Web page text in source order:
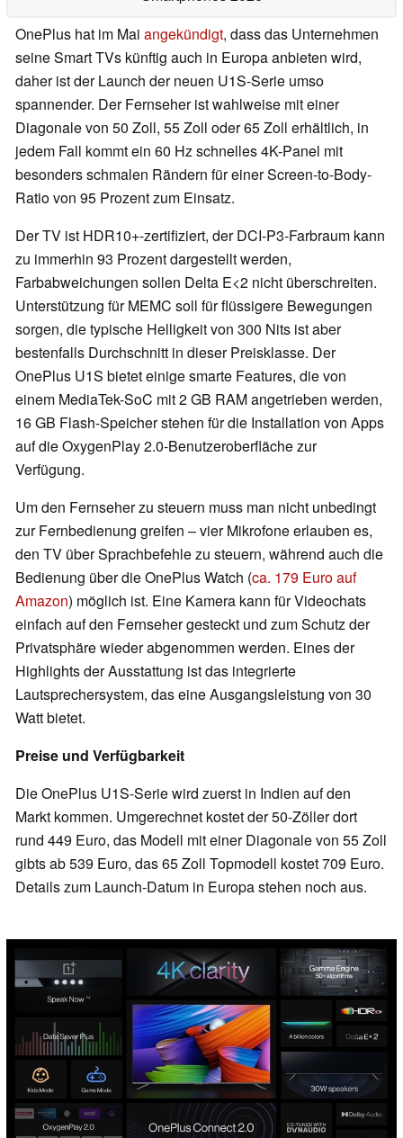
OnePlus hat im Mai angekündigt, dass das Unternehmen
seine Smart TVs künftig auch in Europa anbieten wird,
daher ist der Launch der neuen U1S-Serie umso
spannender. Der Fernseher ist wahlweise mit einer
Diagonale von 50 Zoll, 55 Zoll oder 65 Zoll erhältlich, in
jedem Fall kommt ein 60 Hz schnelles 4K-Panel mit
besonders schmalen Rändern für einer Screen-to-Body-
Ratio von 95 Prozent zum Einsatz.
Der TV ist HDR10+-zertifiziert, der DCI-P3-Farbraum kann
zu immerhin 93 Prozent dargestellt werden,
Farbabweichungen sollen Delta E<2 nicht überschreiten.
Unterstützung für MEMC soll für flüssigere Bewegungen
sorgen, die typische Helligkeit von 300 Nits ist aber
bestenfalls Durchschnitt in dieser Preisklasse. Der
OnePlus U1S bietet einige smarte Features, die von
einem MediaTek-SoC mit 2 GB RAM angetrieben werden,
16 GB Flash-Speicher stehen für die Installation von Apps
auf die OxygenPlay 2.0-Benutzeroberfläche zur
Verfügung.
Um den Fernseher zu steuern muss man nicht unbedingt
zur Fernbedienung greifen – vier Mikrofone erlauben es,
den TV über Sprachbefehle zu steuern, während auch die
Bedienung über die OnePlus Watch (ca. 179 Euro auf
Amazon) möglich ist. Eine Kamera kann für Videochats
einfach auf den Fernseher gesteckt und zum Schutz der
Privatsphäre wieder abgenommen werden. Eines der
Highlights der Ausstattung ist das integrierte
Lautsprechersystem, das eine Ausgangsleistung von 30
Watt bietet.
Preise und Verfügbarkeit
Die OnePlus U1S-Serie wird zuerst in Indien auf den
Markt kommen. Umgerechnet kostet der 50-Zöller dort
rund 449 Euro, das Modell mit einer Diagonale von 55 Zoll
gibts ab 539 Euro, das 65 Zoll Topmodell kostet 709 Euro.
Details zum Launch-Datum in Europa stehen noch aus.